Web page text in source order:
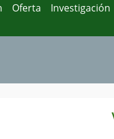
Oferta Investigación